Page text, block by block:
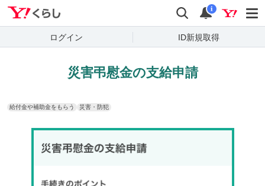
検索 通知
i
ログイン ID新規取得
災害弔慰金の支給申請
給付金や補助金をもらう 災害・防犯